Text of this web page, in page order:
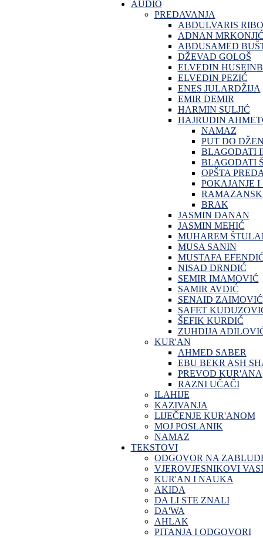
AUDIO
PREDAVANJA
ABDULVARIS RIBO
ADNAN MRKONJIĆ
ABDUSAMED
DŽEVAD GOLOŠ
ELVEDIN
ELVEDIN PEZIĆ
ENES JULARDŽIJA
EMIR DEMIR
HARMIN SULJIĆ
HAJRUDIN
NAMAZ
PUT DO
BLAGODATI
BLAGODATI
OPŠTA
POKAJANJE I
BRAK
JASMIN ĐANAN
JASMIN MEHIĆ
MUHAREM
MUSA SANIN
MUSTAFA
NISAD DRNDIĆ
SEMIR IMAMOVIĆ
SAMIR AVDIĆ
SENAID ZAIMOVIĆ
SAFET
ŠEFIK KURDIĆ
ZUHDIJA
KUR'AN
AHMED SABER
EBU BEKR ASH
PREVOD KUR'ANA
RAZNI UČAČI
ILAHIJE
KAZIVANJA
LIJEČENJE KUR'ANOM
MOJ POSLANIK
NAMAZ
TEKSTOVI
ODGOVOR NA
VJEROVJESNIKOVI
KUR'AN I NAUKA
AKIDA
DA LI STE ZNALI
DA'WA
AHLAK
PITANJA I ODGOVORI